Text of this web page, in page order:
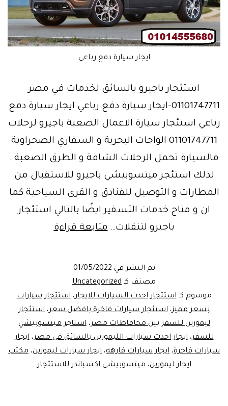
ايجار سيارة دفع رباعي
استئجار باجيرو بالسائق لخدمات في مصر
01101747711-ايجار سيارة دفع رباعي ايجار سيارة دفع
رباعي استئجار سيارة الاعمال الصعبة باجيرو لرحلات
01101747711 الواحات البحرية و السفاري الصحراوية
فالسيارة تحمل الرحلات الشاقة و الطرق الصعبة .
لذلك استئجر ميتسوبيشي باجيرو للاستقبال من
المطارات و التوصيل للفنادق و القرى السياحية كما
ان و متاح خدمات التسفير ايضًا بالتالي استئجار
باجيرو لتنقلات…متابعة قراءة
لخدمات
VIP
تم النشر في 01/05/2022
مصنف كـ Uncategorized
موسوم كـاستئجار احدث السيارات للايجار،استئجار سيارات
بسعر مميز، استئجار سيارات فاخرة بافضل سعر، استئجار
ليموزين للسفر بين محافاظات مصر،استاجر ميتسوبيشي
للسفر،ايجار احدث سيارات الليموزين بالسائق فى مصر،ايجار
سيارات فاخرة، ايجار سيارات فارهه، ايجار سيارات ليموزين، مكتب
ايجار ليموزين،ميتسوبيشي اكسباندر للاستئجار